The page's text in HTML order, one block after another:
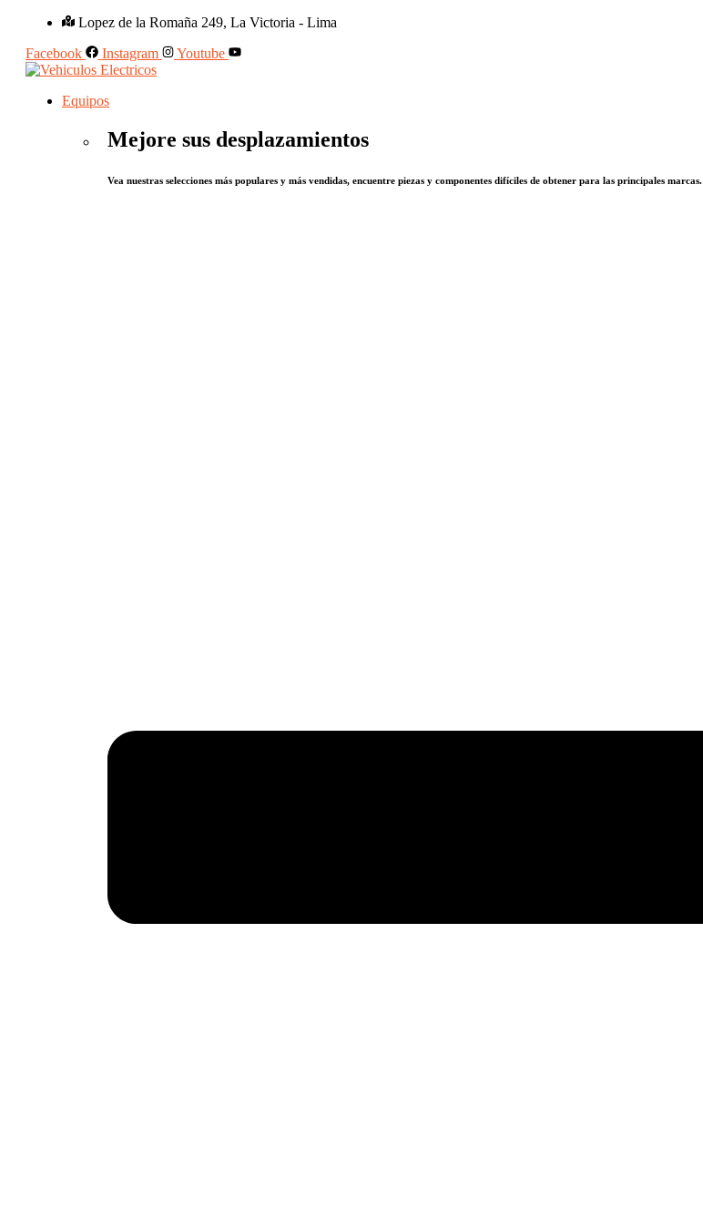
Lopez de la Romaña 249, La Victoria - Lima
Facebook
Instagram Youtube
Equipos
Mejore sus desplazamientos
Vea nuestras selecciones más populares y más vendidas, encuentre piezas y componentes difíciles de obtener para las principales marcas.